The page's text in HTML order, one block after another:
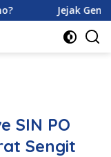
Jejak Gen Buka
SIN PO
Sengit